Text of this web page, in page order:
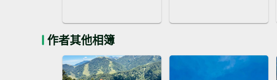
作者其他相簿